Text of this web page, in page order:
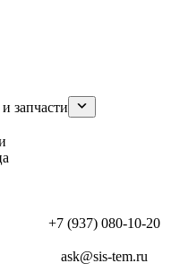
запчасти
+7 (937) 080-10-20
ask@sis-tem.ru